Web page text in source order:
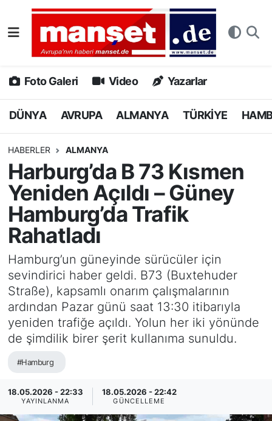
Foto Galeri Video Yazarlar
DÜNYA AVRUPA ALMANYA TÜRKİYE
HABERLER ALMANYA
Harburg’da B 73 Kısmen
Yeniden Açıldı – Güney
Hamburg’da Trafik
Rahatladı
Hamburg’un güneyinde sürücüler için
sevindirici haber geldi. B73 (Buxtehuder
Straße), kapsamlı onarım çalışmalarının
ardından Pazar günü saat 13:30 itibarıyla
yeniden trafiğe açıldı. Yolun her iki yönünde
de şimdilik birer şerit kullanıma sunuldu.
#Hamburg
18.05.2026 - 22:33
YAYINLANMA
18.05.2026 - 22:42
GÜNCELLEME
DÜNYA
AVRUPA
ALMANYA
HAMBURG
SPOR
DEUTSCH
EKONOMİ
SİYASET
SAĞLIK
Nöbetçi Eczaneler
Hava Durumu
Namaz Vakitleri
Puan Durumu ve Fikstür
Tüm Manşetler
Son Dakika Haberleri
Haber Arşivi